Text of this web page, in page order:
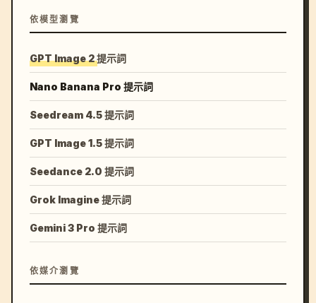
依模型瀏覽
GPT Image 2 提示詞
Nano Banana Pro 提示詞
Seedream 4.5 提示詞
GPT Image 1.5 提示詞
Seedance 2.0 提示詞
Grok Imagine 提示詞
Gemini 3 Pro 提示詞
依媒介瀏覽